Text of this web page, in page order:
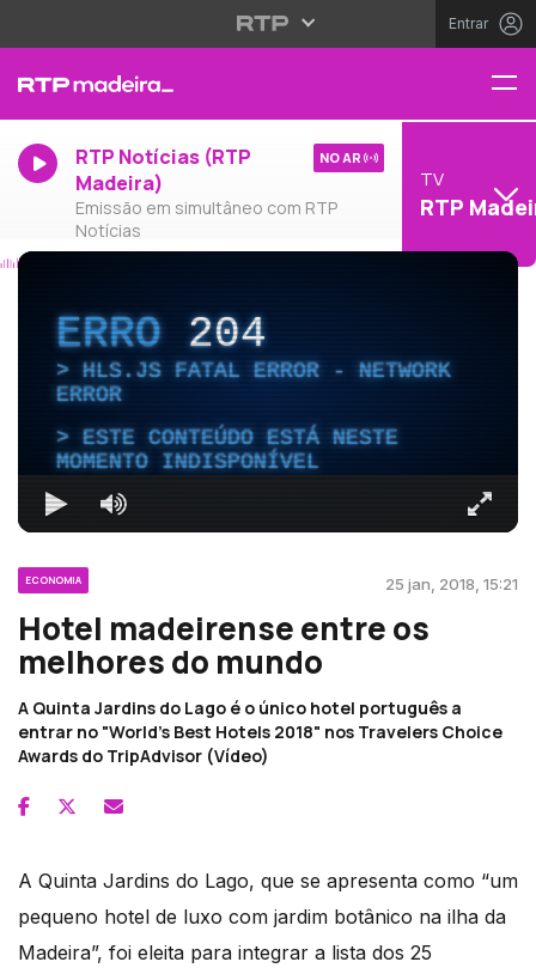
Entrar
RTP Notícias (RTP
Madeira)
Emissão em simultâneo com RTP
Notícias
NO AR
TV
RTP
ERRO204
HLS.JS FATAL ERROR - NETWORK
ERROR
ESTE CONTEÚDO ESTÁ NESTE
MOMENTO INDISPONÍVEL
ECONOMIA 25 jan, 2018, 15:21
Hotel madeirense entre os
melhores do mundo
A Quinta Jardins do Lago é o único hotel português a
entrar no "World's Best Hotels 2018" nos Travelers Choice
Awards do TripAdvisor (Vídeo)
A Quinta Jardins do Lago, que se apresenta como “um
pequeno hotel de luxo com jardim botânico na ilha da
Madeira”, foi eleita para integrar a lista dos 25